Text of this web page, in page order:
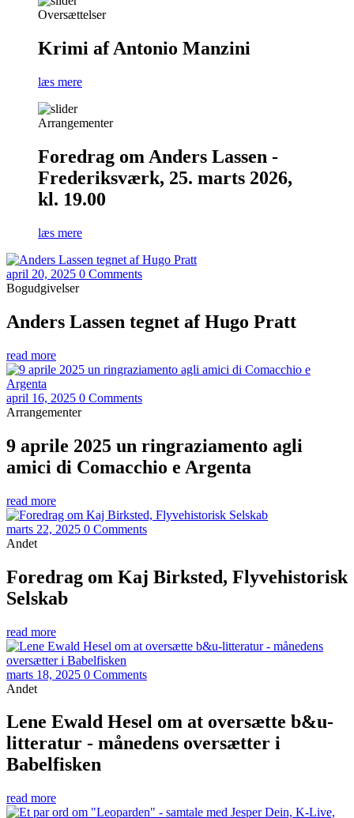
Oversættelser
Krimi af Antonio Manzini
læs mere
Arrangementer
Foredrag om Anders Lassen -
Frederiksværk, 25. marts 2026,
kl. 19.00
læs mere
april 20, 2025 0 Comments
Bogudgivelser
Anders Lassen tegnet af Hugo Pratt
read more
april 16, 2025 0 Comments
Arrangementer
9 aprile 2025 un ringraziamento agli
amici di Comacchio e Argenta
read more
marts 22, 2025 0 Comments
Andet
Foredrag om Kaj Birksted, Flyvehistorisk
Selskab
read more
marts 18, 2025 0 Comments
Andet
Lene Ewald Hesel om at oversætte b&u-
litteratur - månedens oversætter i
Babelfisken
read more